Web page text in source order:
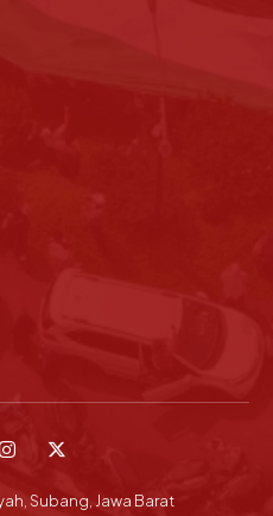
Subang, Jawa Barat